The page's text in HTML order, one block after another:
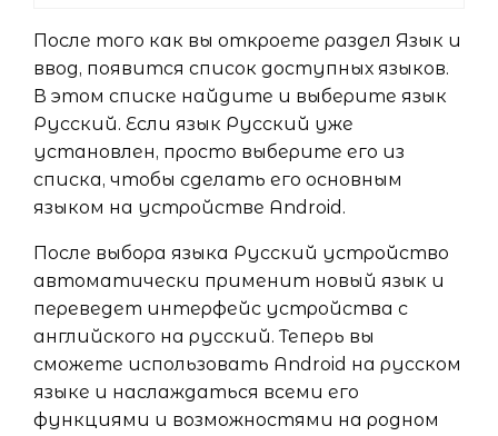
После того как вы откроете раздел Язык и
ввод, появится список доступных языков.
В этом списке найдите и выберите язык
Русский. Если язык Русский уже
установлен, просто выберите его из
списка, чтобы сделать его основным
языком на устройстве Android.
После выбора языка Русский устройство
автоматически применит новый язык и
переведет интерфейс устройства с
английского на русский. Теперь вы
сможете использовать Android на русском
языке и наслаждаться всеми его
функциями и возможностями на родном